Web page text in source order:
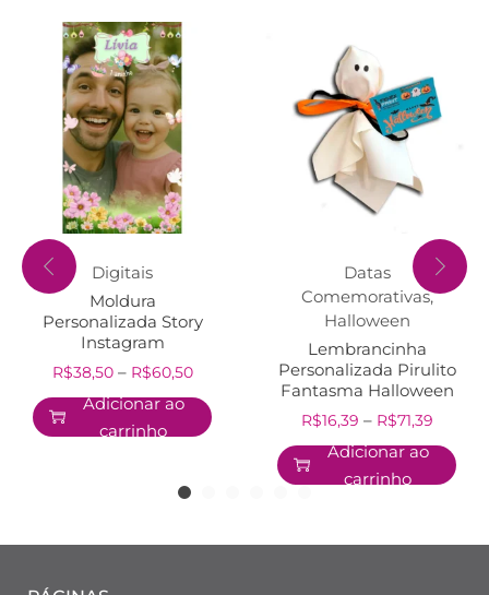
Digitais
Moldura
Personalizada Story
Instagram
R$38,50 – R$60,50
Adicionar ao
carrinho
Datas
Comemorativas,
Halloween
Lembrancinha
Personalizada Pirulito
Fantasma Halloween
R$16,39 – R$71,39
Adicionar ao
carrinho